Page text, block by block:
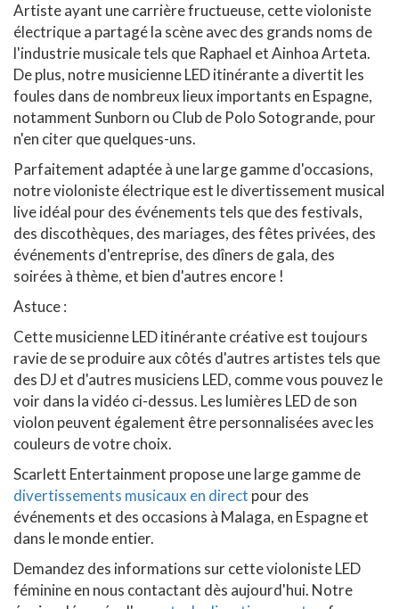
Artiste ayant une carrière fructueuse, cette violoniste
électrique a partagé la scène avec des grands noms de
l'industrie musicale tels que Raphael et Ainhoa Arteta.
De plus, notre musicienne LED itinérante a divertit les
foules dans de nombreux lieux importants en Espagne,
notamment Sunborn ou Club de Polo Sotogrande, pour
n'en citer que quelques-uns.
Parfaitement adaptée à une large gamme d'occasions,
notre violoniste électrique est le divertissement musical
live idéal pour des événements tels que des festivals,
des discothèques, des mariages, des fêtes privées, des
événements d'entreprise, des dîners de gala, des
soirées à thème, et bien d'autres encore !
Astuce :
Cette musicienne LED itinérante créative est toujours
ravie de se produire aux côtés d'autres artistes tels que
des DJ et d'autres musiciens LED, comme vous pouvez le
voir dans la vidéo ci-dessus. Les lumières LED de son
violon peuvent également être personnalisées avec les
couleurs de votre choix.
Scarlett Entertainment propose une large gamme de
divertissements musicaux en direct pour des
événements et des occasions à Malaga, en Espagne et
dans le monde entier.
Demandez des informations sur cette violoniste LED
féminine en nous contactant dès aujourd'hui. Notre